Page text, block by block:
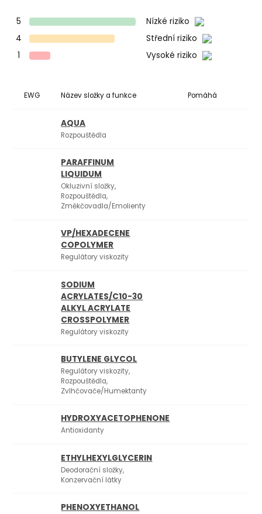
5
Nízké riziko
4
Střední riziko
1
Vysoké riziko
EWG Název složky a funkce Pomáhá
AQUA
Rozpouštědla
PARAFFINUM
LIQUIDUM
Okluzivní složky,
Rozpouštědla,
Změkčovadla/Emolienty
VP/HEXADECENE
COPOLYMER
Regulátory viskozity
SODIUM
ACRYLATES/C10-30
ALKYL ACRYLATE
CROSSPOLYMER
Regulátory viskozity
BUTYLENE GLYCOL
Regulátory viskozity,
Rozpouštědla,
Zvlhčovače/Humektanty
HYDROXYACETOPHENONE
Antioxidanty
ETHYLHEXYLGLYCERIN
Deodorační složky,
Konzervační látky
PHENOXYETHANOL